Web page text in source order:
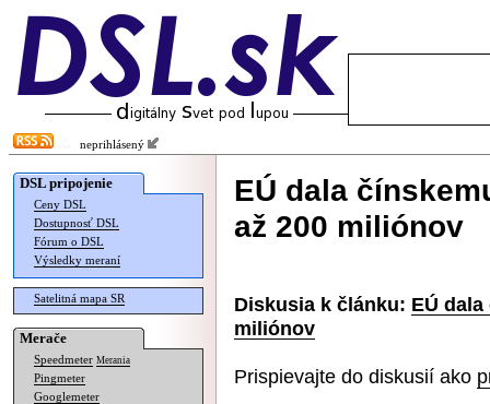
neprihlásený
DSL pripojenie
Ceny DSL
Dostupnosť DSL
Fórum o DSL
Výsledky meraní
Satelitná mapa SR
Merače
Speedmeter Merania
Pingmeter
Googlemeter
EÚ dala
až 200 miliónov
Diskusia k článku: EÚ
miliónov
Prispievajte do diskusií ako